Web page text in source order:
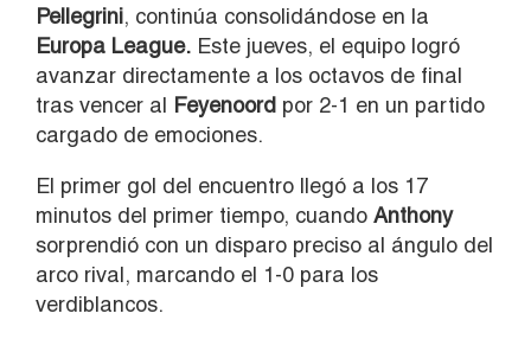
Pellegrini, continúa consolidándose en la
Europa League. Este jueves, el equipo logró
avanzar directamente a los octavos de final
tras vencer al Feyenoord por 2-1 en un partido
cargado de emociones.
El primer gol del encuentro llegó a los 17
minutos del primer tiempo, cuando Anthony
sorprendió con un disparo preciso al ángulo del
arco rival, marcando el 1-0 para los
verdiblancos.